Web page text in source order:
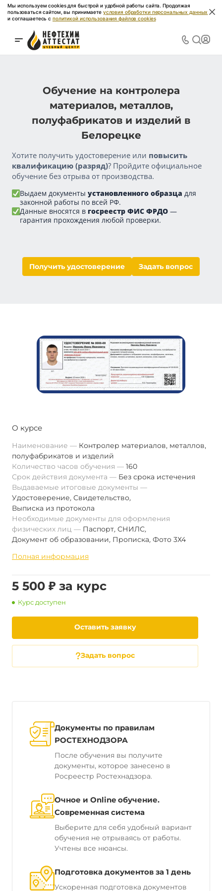
Мы используем cookies для быстрой и удобной работы сайта. Продолжая
пользоваться сайтом, вы принимаете условия обработки персональных данных
и соглашаетесь с политикой использования файлов cookies
Обучение на контролера
материалов, металлов,
полуфабрикатов и изделий в
Белорецке
Хотите получить удостоверение или повысить
квалификацию (разряд)? Пройдите официальное
обучение без отрыва от производства.
Выдаем документы установленного образца для
законной работы по всей РФ.
Данные вносятся в госреестр ФИС ФРДО —
гарантия прохождения любой проверки.
Получить удостоверение Задать вопрос
О курсе
Наименование
Контролер материалов, металлов,
полуфабрикатов и изделий
Количество часов обучения
160
Срок действия документа
Без срока истечения
Выдаваемые итоговые документы
Удостоверение, Свидетельство,
Выписка из протокола
Необходимые документы для оформления
физических лиц
Паспорт, СНИЛС,
Документ об образовании, Прописка, Фото 3Х4
Полная информация
5 500 ₽ за курс
Курс доступен
Оставить заявку
Задать вопрос
Документы по правилам
РОСТЕХНОДЗОРА
После обучения вы получите
документы, которое занесено в
Росреестр Ростехнадзора.
Очное и Online обучение.
Современная система
Выберите для себя удобный вариант
обучения не отрываясь от работы.
Учтены все нюансы.
Подготовка документов за 1 день
Ускоренная подготовка документов